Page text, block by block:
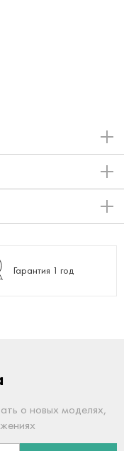
Гарантия 1 год
о новых моделях,